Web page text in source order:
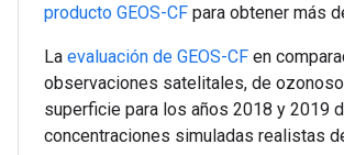
producto GEOS-CF para obtener más
La evaluación de GEOS-CF en
observaciones satelitales, de
superficie para los años 2018 y 2019
concentraciones simuladas realistas